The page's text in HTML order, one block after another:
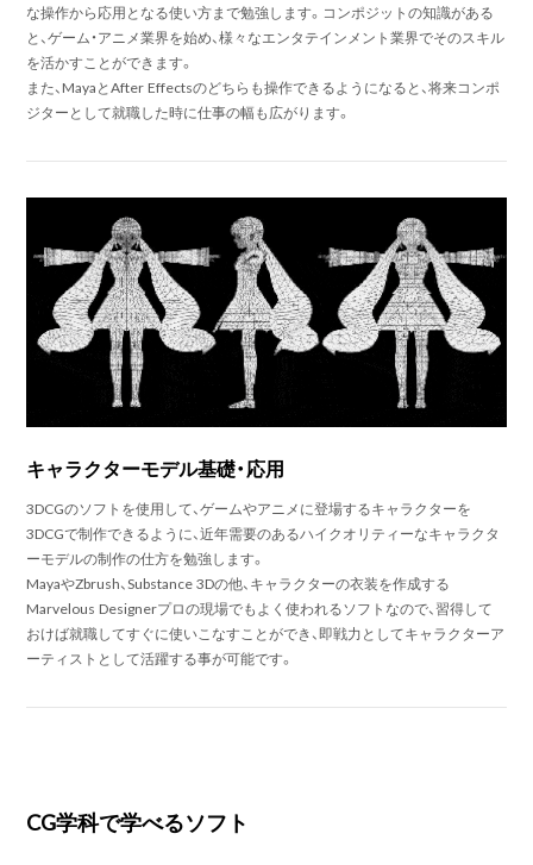
な操作から応用となる使い方まで勉強します。コンポジットの知識がある
と、ゲーム・アニメ業界を始め、様々なエンタテインメント業界でそのスキル
を活かすことができます。
また、MayaとAfter Effectsのどちらも操作できるようになると、将来コンポ
ジターとして就職した時に仕事の幅も広がります。
キャラクターモデル基礎・応用
3DCGのソフトを使用して、ゲームやアニメに登場するキャラクターを
3DCGで制作できるように、近年需要のあるハイクオリティーなキャラクタ
ーモデルの制作の仕方を勉強します。
MayaやZbrush、Substance 3Dの他、キャラクターの衣装を作成する
Marvelous Designerプロの現場でもよく使われるソフトなので、習得して
おけば就職してすぐに使いこなすことができ、即戦力としてキャラクターア
ーティストとして活躍する事が可能です。
CG学科で学べるソフト